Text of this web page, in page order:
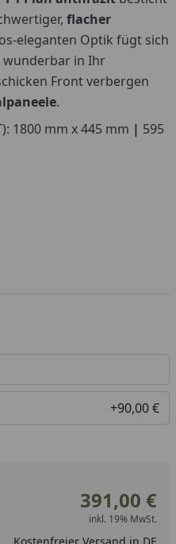
flacher
eleganten Optik fügt sich
wunderbar in Ihr
Front verbergen
.
1800 mm x 445 mm | 595
+90,00 €
391,00 €
inkl. 19% MwSt.